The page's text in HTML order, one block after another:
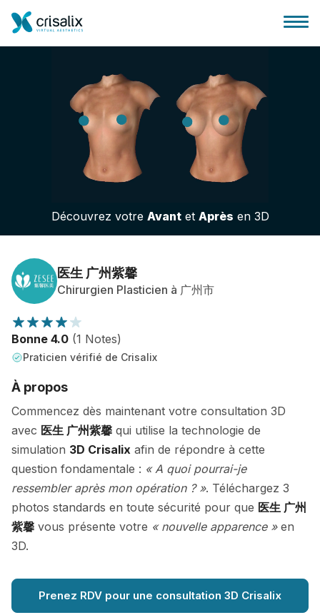
Accueil chirurgiens
Plateforme commerciale 3D
Forfait
Avis des patients
Découvrez votre Avantet Après en 3D
医生 广州紫馨
Chirurgien Plasticien à 广州市
Bonne 4.0 (1 Notes)
Praticien vérifié de Crisalix
À propos
Commencez dès maintenant votre consultation 3D
avec 医生 广州紫馨 qui utilise la technologie de
simulation 3D Crisalix afin de répondre à cette
question fondamentale : « A quoi pourrai-je
ressembler après mon opération ? ». Téléchargez 3
photos standards en toute sécurité pour que 医生 广州
紫馨 vous présente votre « nouvelle apparence »en
3D.
Prenez RDV pour une consultation 3D Crisalix